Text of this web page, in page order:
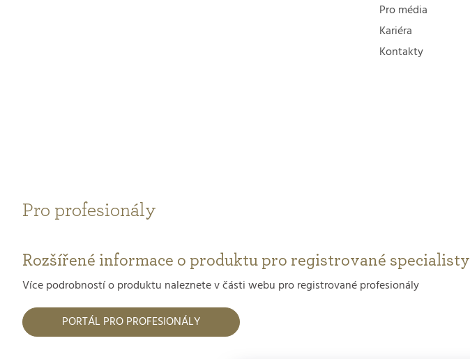
Pro média
Kariéra
Kontakty
Pro profesionály
Rozšířené informace o produktu pro registrované specialisty
Více podrobností o produktu naleznete v části webu pro registrované profesionály
PORTÁL PRO PROFESIONÁLY